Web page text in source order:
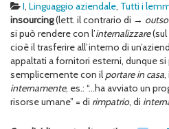
I, Linguaggio aziendale, Tutti i
insourcing(lett. il contrario di →
si può rendere con l’internalizzare
cioè il trasferire all’interno di
appaltati a fornitori esterni, dunque
semplicemente con il portare in casa,
internamente, es.: “…ha avviato un
risorse umane” = di rimpatrio, di